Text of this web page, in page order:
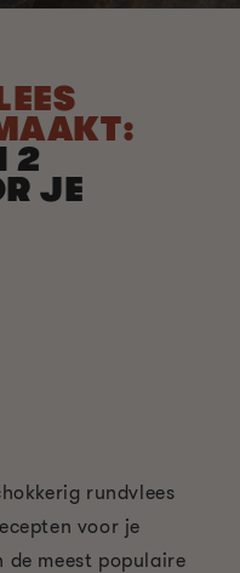
2
JE
rundvlees
voor je
de meest populaire